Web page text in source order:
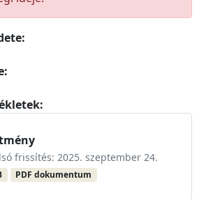
frissítés: 2025. szeptember 24.
PDF dokumentum